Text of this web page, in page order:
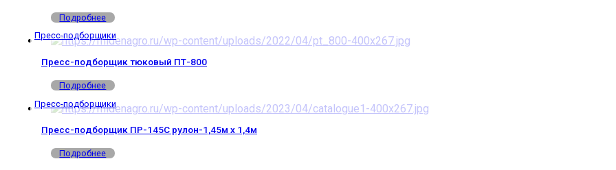
Подробнее
Пресс-подборщики
Пресс-подборщик тюковый ПТ-800
Подробнее
Пресс-подборщики
Пресс-подборщик ПР-145С рулон-1,45м х 1,4м
Подробнее